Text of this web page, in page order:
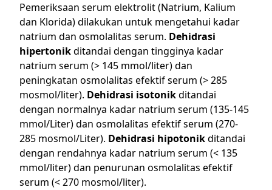
Pemeriksaan serum elektrolit (Natrium, Kalium
dan Klorida) dilakukan untuk mengetahui kadar
natrium dan osmolalitas serum. Dehidrasi
hipertonikditandai dengan tingginya kadar
natrium serum (> 145 mmol/liter) dan
peningkatan osmolalitas efektif serum (> 285
mosmol/liter). Dehidrasi isotonikditandai
dengan normalnya kadar natrium serum (135-145
mmol/Liter) dan osmolalitas efektif serum (270-
285 mosmol/Liter). Dehidrasi hipotonikditandai
dengan rendahnya kadar natrium serum (< 135
mmol/liter) dan penurunan osmolalitas efektif
serum (< 270 mosmol/liter).